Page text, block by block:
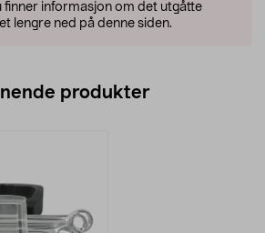
finner informasjon om det utgåtte
lengre ned på denne siden.
produkter